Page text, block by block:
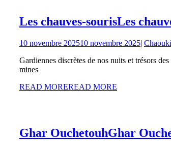
Les chauves-sourisLes
10 novembre 202510 novembre 2025|
Gardiennes discrètes de nos nuits et trésors
mines
READ MOREREAD MORE
Ghar OuchetouhGhar